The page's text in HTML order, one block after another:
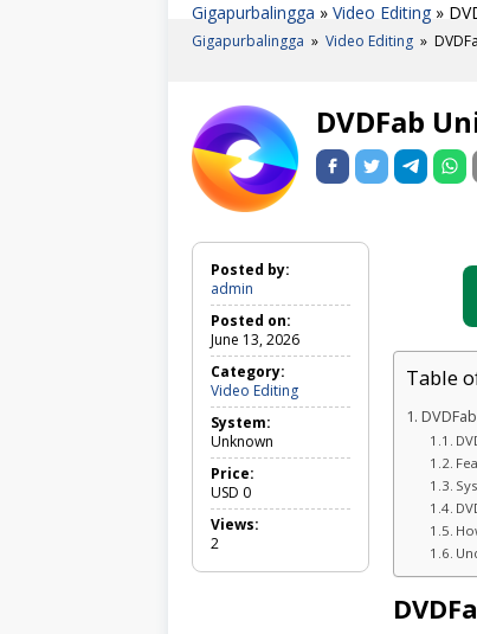
Gigapurbalingga » Video Editing »
Gigapurbalingga » Video Editing »
DVDFab
Posted by:
admin
Posted on:
June 13, 2026
Category:
Video EditingVideo
Editing
System:
Unknown
Price:
USD 0
Views:
2
Table